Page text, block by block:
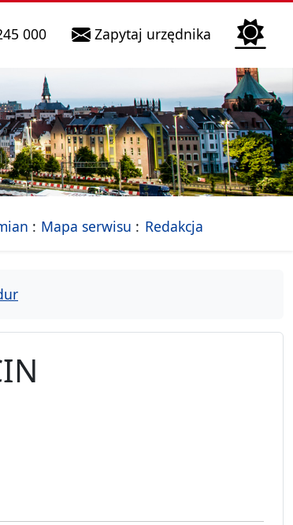
do infolinii:
000 Zapytaj urzędnika Biura
Miasta Szczecin
Mapa serwisu - drzewko rozdziałów
Redakcja